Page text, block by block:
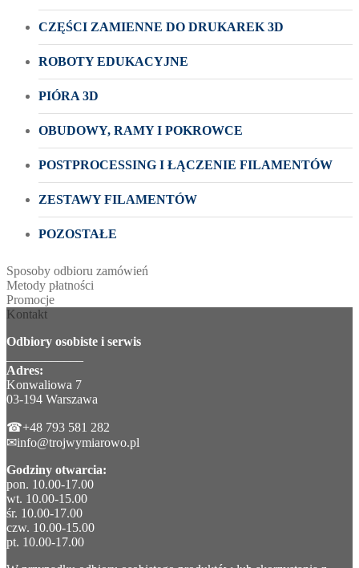
CZĘŚCI ZAMIENNE DO DRUKAREK 3D
ROBOTY EDUKACYJNE
PIÓRA 3D
OBUDOWY, RAMY I POKROWCE
POSTPROCESSING I ŁĄCZENIE FILAMENTÓW
ZESTAWY FILAMENTÓW
POZOSTAŁE
Sposoby odbioru zamówień
Metody płatności
Promocje
Kontakt
Odbiory osobiste i serwis
Adres:
Konwaliowa 7
03-194 Warszawa
☎+48 793 581 282
✉info@trojwymiarowo.pl
Godziny otwarcia:
pon. 10.00-17.00
wt. 10.00-15.00
śr. 10.00-17.00
czw. 10.00-15.00
pt. 10.00-17.00